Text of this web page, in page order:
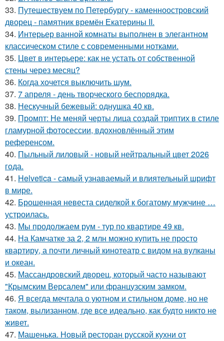
33. Путешествуем по Петербургу - каменноостровский
дворец - памятник времён Екатерины II.
34. Интерьер ванной комнаты выполнен в элегантном
классическом стиле с современными нотками.
35. Цвет в интерьере: как не устать от собственной
стены через месяц?
36. Когда хочется выключить шум.
37. 7 апреля - день творческого беспорядка.
38. Нескучный бежевый: однушка 40 кв.
39. Промпт: Не меняй черты лица создай триптих в стиле
гламурной фотосессии, вдохновлённый этим
референсом.
40. Пыльный лиловый - новый нейтральный цвет 2026
года.
41. Helvetica - самый узнаваемый и влиятельный шрифт
в мире.
42. Брошенная невеста сиделкой к богатому мужчине …
устроилась.
43. Мы продолжаем рум - тур по квартире 49 кв.
44. На Камчатке за 2, 2 млн можно купить не просто
квартиру, а почти личный кинотеатр с видом на вулканы
и океан.
45. Массандровский дворец, который часто называют
"Крымским Версалем" или французским замком.
46. Я всегда мечтала о уютном и стильном доме, но не
таком, вылизанном, где все идеально, как будто никто не
живет.
47. Машенька. Новый ресторан русской кухни от